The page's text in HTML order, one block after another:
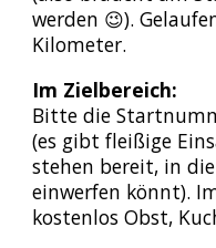
werden 😉).
Kilometer.
Im Zielbereich:
Bitte die
(es gibt fleißige
stehen bereit, in
einwerfen könnt).
kostenlos Obst,